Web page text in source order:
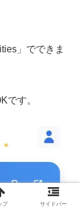
」でできま
す。
プ サイドバー